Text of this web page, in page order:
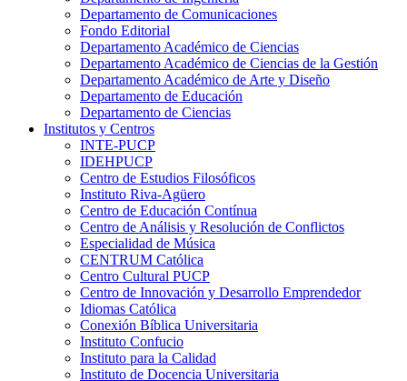
Departamento de Comunicaciones
Fondo Editorial
Departamento Académico de Ciencias
Departamento Académico de Ciencias de la Gestión
Departamento Académico de Arte y Diseño
Departamento de Educación
Departamento de Ciencias
Institutos y Centros
INTE-PUCP
IDEHPUCP
Centro de Estudios Filosóficos
Instituto Riva-Agüero
Centro de Educación Contínua
Centro de Análisis y Resolución de Conflictos
Especialidad de Música
CENTRUM Católica
Centro Cultural PUCP
Centro de Innovación y Desarrollo Emprendedor
Idiomas Católica
Conexión Bíblica Universitaria
Instituto Confucio
Instituto para la Calidad
Instituto de Docencia Universitaria